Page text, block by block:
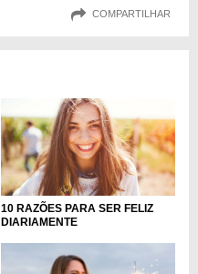
COMPARTILHAR
10 RAZÕES PARA SER FELIZ
DIARIAMENTE